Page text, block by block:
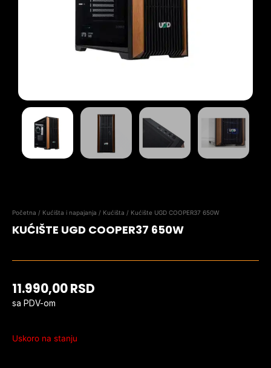
Početna / Kućišta i napajanja / Kućišta / Kućište UGD COOPER37 650W
KUĆIŠTE UGD COOPER37 650W
11.990,00RSD
sa PDV-om
Uskoro na stanju